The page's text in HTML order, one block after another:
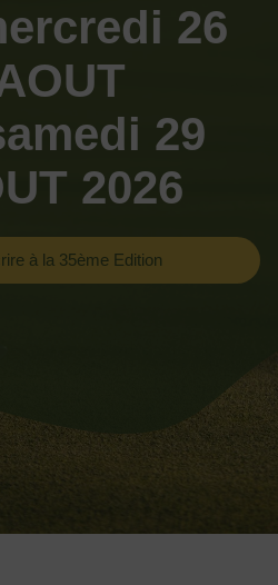
26
29
2026
à la 35ème Edition